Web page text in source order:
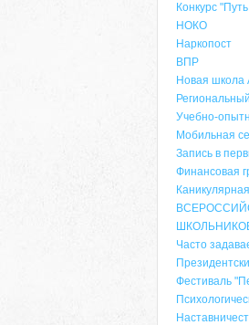
Конкурс
НОКО
Наркопост
ВПР
Новая школа
Учебно-
Мобильная
Запись в
Финансовая
Часто
Фестиваль